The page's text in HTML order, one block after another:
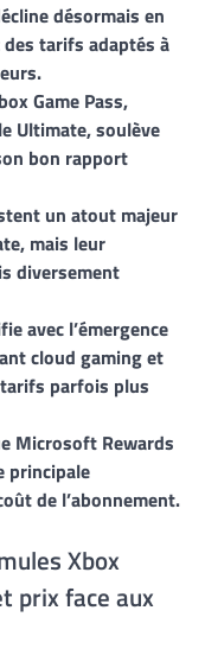
désormais en
tarifs adaptés à
Game Pass,
Ultimate, soulève
bon rapport
un atout majeur
mais leur
diversement
avec l’émergence
cloud gaming et
parfois plus
Microsoft Rewards
principale
de l’abonnement.
Xbox
prix face aux